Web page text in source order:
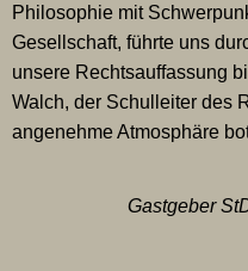
Philosophie mit
Gesellschaft, führte uns
unsere Rechtsauffassung
Walch, der Schulleiter des
angenehme Atmosphäre
Gastgeber